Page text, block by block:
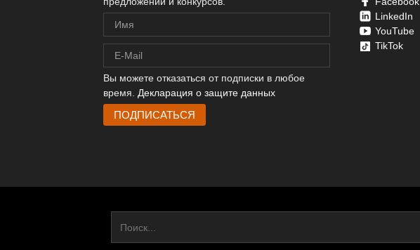
Вы можете отказаться от подписки в любое
время. Декларация о защите данных
LinkedIn
YouTube
TikTok